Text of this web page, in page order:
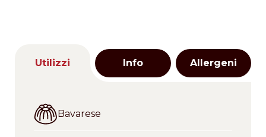
Utilizzi Info Allergeni
Bavarese